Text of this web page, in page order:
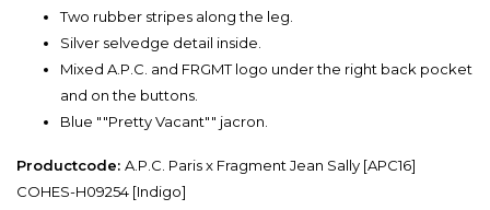
Two rubber stripes along the leg.
Silver selvedge detail inside.
Mixed A.P.C. and FRGMT logo under the right back pocket
and on the buttons.
Blue ""Pretty Vacant"" jacron.
Productcode: A.P.C. Paris x Fragment Jean Sally [APC16]
COHES-H09254 [Indigo]